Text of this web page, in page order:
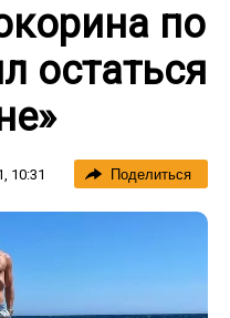
по
остаться
10:31 Поделиться